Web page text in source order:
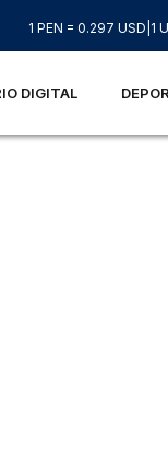
1 PEN = 0.297 USD 1
DIGITAL